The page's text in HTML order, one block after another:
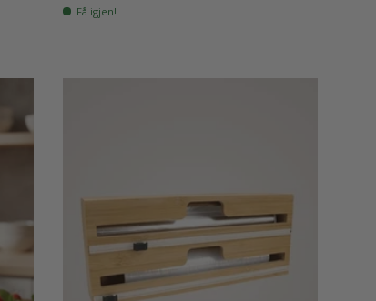
Få igjen!